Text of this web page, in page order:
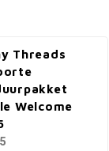
Threads
Welcome